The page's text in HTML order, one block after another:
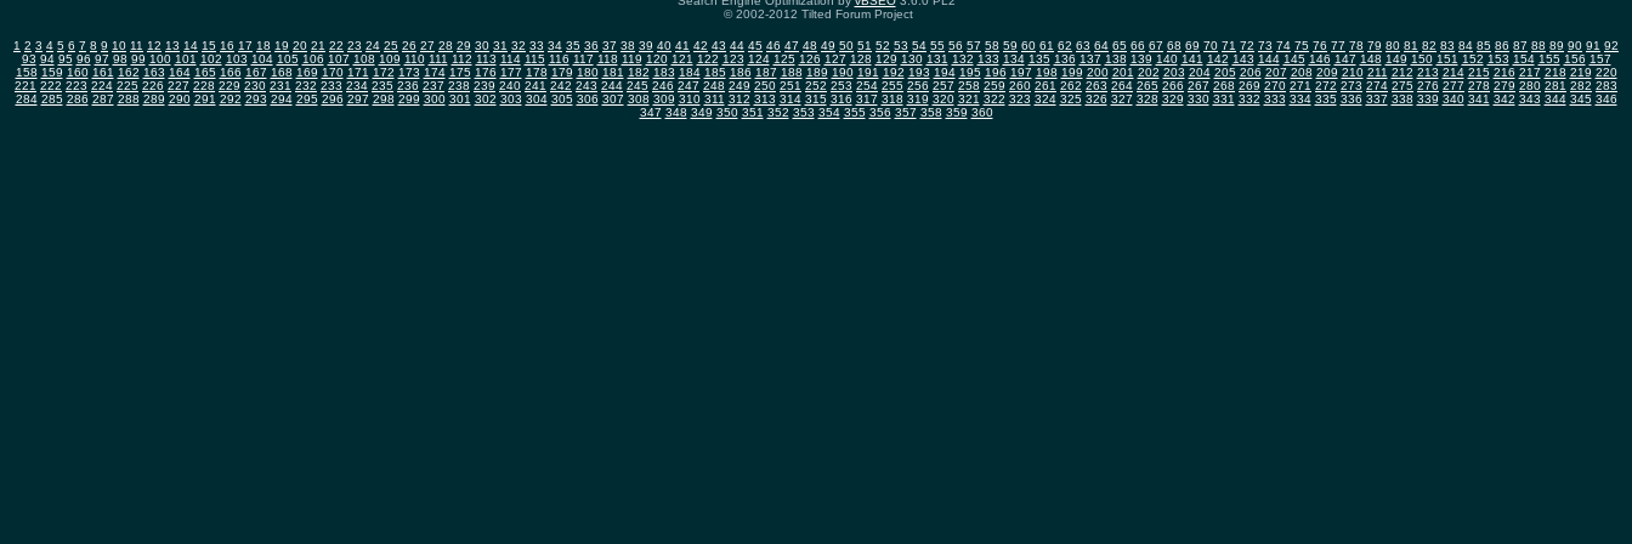
© 2002-2012 Tilted Forum Project
1 2 3 4 5 6 7 8 9 10 11 12 13 14 15 16 17 18 19 20 21 22 23 24 25 26 27 28 29 30 31 32 33 34 35 36 37 38 39 40 41 42 43 44 45 46 47 48 49 50 51 52 53 54 55 56 57 58 59 60 61 62 63 64 65 66 67 68 69 70 71 72 73 74 75 76 77 78 79 80 81 82 83 84 85 86 87 88 89 90 91 92
93 94 95 96 97 98 99 100 101 102 103 104 105 106 107 108 109 110 111 112 113 114 115 116 117 118 119 120 121 122 123 124 125 126 127 128 129 130 131 132 133 134 135 136 137 138 139 140 141 142 143 144 145 146 147 148 149 150 151 152 153 154 155 156 157
158 159 160 161 162 163 164 165 166 167 168 169 170 171 172 173 174 175 176 177 178 179 180 181 182 183 184 185 186 187 188 189 190 191 192 193 194 195 196 197 198 199 200 201 202 203 204 205 206 207 208 209 210 211 212 213 214 215 216 217 218 219 220
221 222 223 224 225 226 227 228 229 230 231 232 233 234 235 236 237 238 239 240 241 242 243 244 245 246 247 248 249 250 251 252 253 254 255 256 257 258 259 260 261 262 263 264 265 266 267 268 269 270 271 272 273 274 275 276 277 278 279 280 281 282 283
284 285 286 287 288 289 290 291 292 293 294 295 296 297 298 299 300 301 302 303 304 305 306 307 308 309 310 311 312 313 314 315 316 317 318 319 320 321 322 323 324 325 326 327 328 329 330 331 332 333 334 335 336 337 338 339 340 341 342 343 344 345 346
347 348 349 350 351 352 353 354 355 356 357 358 359 360